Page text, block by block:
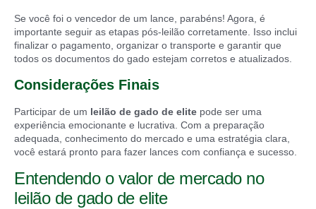
Se você foi o vencedor de um lance, parabéns! Agora, é
importante seguir as etapas pós-leilão corretamente. Isso inclui
finalizar o pagamento, organizar o transporte e garantir que
todos os documentos do gado estejam corretos e atualizados.
Considerações Finais
Participar de um leilão de gado de elite pode ser uma
experiência emocionante e lucrativa. Com a preparação
adequada, conhecimento do mercado e uma estratégia clara,
você estará pronto para fazer lances com confiança e sucesso.
Entendendo o valor de mercado no
leilão de gado de elite